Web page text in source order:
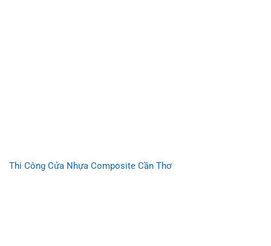
Thi Công Cửa Nhựa Composite Cần Thơ